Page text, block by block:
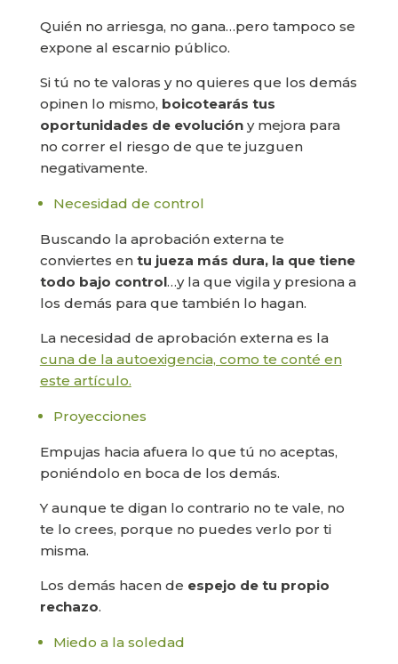
Quién no arriesga, no gana…pero tampoco se
expone al escarnio público.
Si tú no te valoras y no quieres que los demás
opinen lo mismo, boicotearás tus
oportunidades de evolucióny mejora para
no correr el riesgo de que te juzguen
negativamente.
Necesidad de control
Buscando la aprobación externa te
conviertes en tu jueza más dura, la que tiene
todo bajo control…y la que vigila y presiona a
los demás para que también lo hagan.
La necesidad de aprobación externa es la
cuna de la autoexigencia, como te conté en
este artículo.
Proyecciones
Empujas hacia afuera lo que tú no aceptas,
poniéndolo en boca de los demás.
Y aunque te digan lo contrario no te vale, no
te lo crees, porque no puedes verlo por ti
misma.
Los demás hacen de espejo de tu propio
rechazo.
Miedo a la soledad